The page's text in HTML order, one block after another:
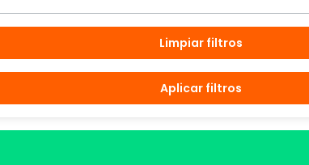
Limpiar filtros
Aplicar filtros